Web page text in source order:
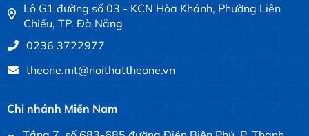
Lô G1 đường số 03 - KCN Hòa Khánh, Phường Liên
Chiểu, TP. Đà Nẵng
0236 3722977
theone.mt@noithattheone.vn
Chi nhánh Miền Nam